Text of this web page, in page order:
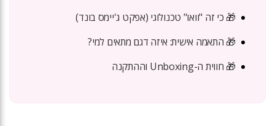
🎁 כי זה "וואו" טכנולוגי (אפקט ג'יימס בונד)
🎁 התאמה אישית: איזה דגם מתאים למי?
🎁 חווית ה-Unboxing וההתקנה